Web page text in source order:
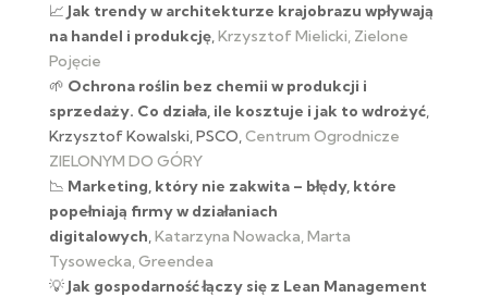
📈 Jak trendy w architekturze krajobrazu wpływają
na handel i produkcję,Krzysztof Mielicki, Zielone
Pojęcie
🌱 Ochrona roślin bez chemii w produkcji i
sprzedaży. Co działa, ile kosztuje i jak to wdrożyć,
Krzysztof Kowalski, PSCO,Centrum Ogrodnicze
ZIELONYM DO GÓRY
📉 Marketing, który nie zakwita – błędy, które
popełniają firmy w działaniach
digitalowych,Katarzyna Nowacka, Marta
Tysowecka, Greendea
💡 Jak gospodarność łączy się z Lean Management